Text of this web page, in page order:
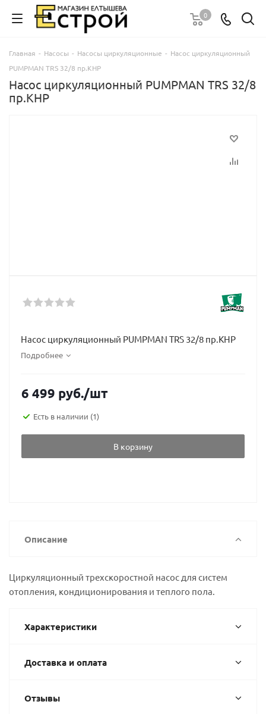
0
Главная - Насосы - Насосы циркуляционные - Насос циркуляционный
PUMPMAN ТRS 32/8 пр.КНР
Насос циркуляционный PUMPMAN ТRS 32/8
пр.КНР
Насос циркуляционный PUMPMAN ТRS 32/8 пр.КНР
Подробнее
6 499 руб./шт
Есть в наличии (1)
В корзину
Описание
Циркуляционный трехскоростной насос для систем
отопления, кондиционирования и теплого пола.
Характеристики
Доставка и оплата
Отзывы